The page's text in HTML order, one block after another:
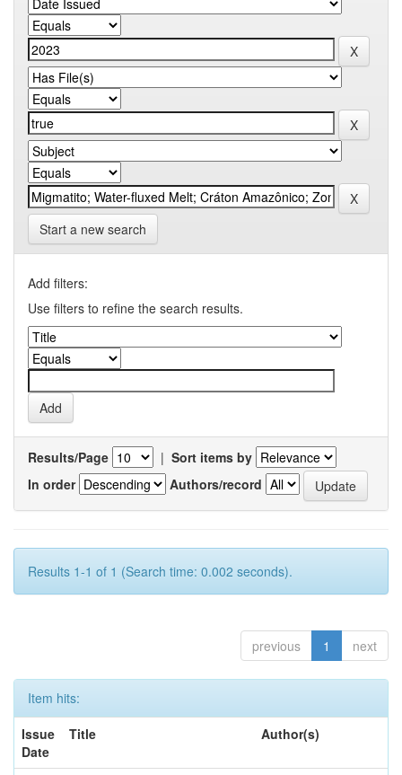
Start a new search
Add filters:
Use filters to refine the search results.
Results/Page | Sort items by
In order
Authors/record
Results 1-1 of 1 (Search time: 0.002 seconds).
previous 1 next
Item hits:
Issue
Date
Title Author(s)